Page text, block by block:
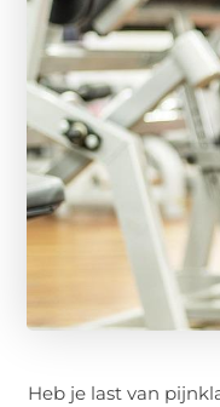
Heb je last van